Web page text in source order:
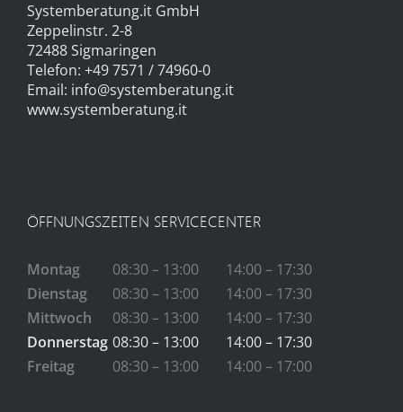
Systemberatung.it GmbH
Zeppelinstr. 2-8
72488 Sigmaringen
Telefon: +49 7571 / 74960-0
Email: info@systemberatung.it
www.systemberatung.it
ÖFFNUNGSZEITEN SERVICECENTER
Montag 08:30 – 13:00
14:00 – 17:30
Dienstag
08:30 – 13:00
14:00 – 17:30
Mittwoch
08:30 – 13:00
14:00 – 17:30
Donnerstag 08:30 – 13:00
14:00 – 17:30
Freitag
08:30 – 13:00 14:00 – 17:00